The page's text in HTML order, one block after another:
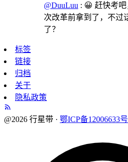
@DuuLuu : 😀 赶快考
次改革前拿到了，不过
了？
标签
链接
归档
关于
隐私政策
@2026 行星带 · 鄂ICP备12006633